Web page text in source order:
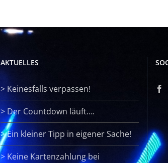
AKTUELLES
> Keinesfalls verpassen!
>Der Countdown läuft….
>Ein kleiner Tipp in eigener Sache!
> Keine Kartenzahlung bei